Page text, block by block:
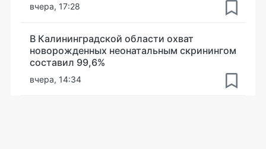
вчера, 17:28
В Калининградской области охват
новорожденных неонатальным скринингом
составил 99,6%
вчера, 14:34